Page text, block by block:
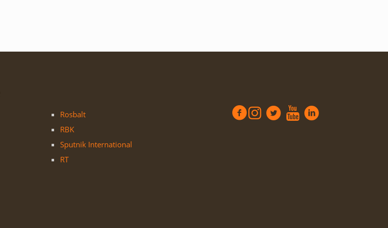
Rosbalt
RBK
Sputnik International
RT